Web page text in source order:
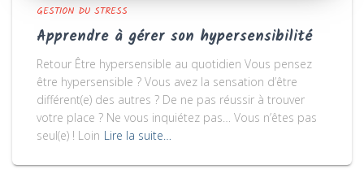
GESTION DU STRESS
Apprendre à gérer son hypersensibilité
Retour Être hypersensible au quotidien Vous pensez
être hypersensible ? Vous avez la sensation d’être
différent(e) des autres ? De ne pas réussir à trouver
votre place ? Ne vous inquiétez pas… Vous n’êtes pas
seul(e) ! Loin Lire la suite…